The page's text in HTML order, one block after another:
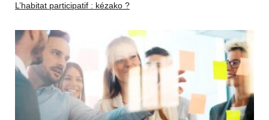
L’habitat participatif : kézako ?